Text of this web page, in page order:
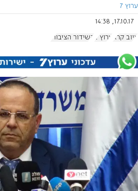
ערוץ 7
17.10.17, 14:38
איוב קרא ערוץ 2 השידור הציבורי